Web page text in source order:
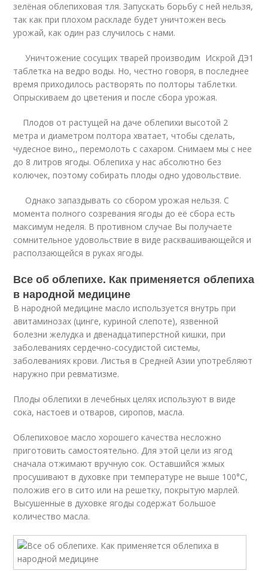
зелёная облепиховая тля. Запускать борьбу с ней нельзя,
так как при плохом раскладе будет уничтожен весь
урожай, как один раз случилось с нами.
Уничтожение сосущих тварей производим Искрой ДЭ1
таблетка на ведро воды. Но, честно говоря, в последнее
время приходилось растворять по полторы таблетки.
Опрыскиваем до цветения и после сбора урожая.
Плодов от растущей на даче облепихи высотой 2
метра и диаметром полтора хватает, чтобы сделать,
чудесное вино,, перемолоть с сахаром. Снимаем мы с нее
до 8 литров ягоды. Облепиха у нас абсолютно без
колючек, поэтому собирать плоды одно удовольствие.
Однако запаздывать со сбором урожая нельзя. С
момента полного созревания ягоды до её сбора есть
максимум неделя. В противном случае Вы получаете
сомнительное удовольствие в виде расквашивающейся и
расползающейся в руках ягоды.
Все об облепихе. Как применяется облепиха
в народной медицине
В народной медицине масло используется внутрь при
авитаминозах (цинге, куриной слепоте), язвенной
болезни желудка и двенадцатиперстной кишки, при
заболеваниях сердечно-сосудистой системы,
заболеваниях крови. Листья в Средней Азии употребляют
наружно при ревматизме.
Плоды облепихи в лечебных целях используют в виде
сока, настоев и отваров, сиропов, масла.
Облепиховое масло хорошего качества несложно
приготовить самостоятельно. Для этой цели из ягод
сначала отжимают вручную сок. Оставшийся жмых
просушивают в духовке при температуре не выше 100°С,
положив его в сито или на решетку, покрытую марлей.
Высушенные в духовке ягоды содержат большое
количество масла.